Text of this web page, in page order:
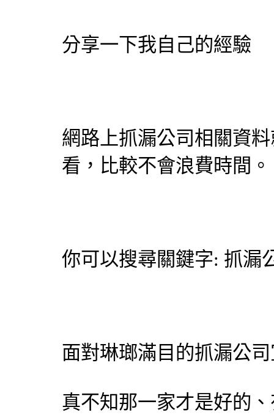
分享一下我自己的經驗
網路上抓漏公司相關資
看，比較不會浪費時間。
你可以搜尋關鍵字: 抓漏
面對琳瑯滿目的抓漏公
真不知那一家才是好的